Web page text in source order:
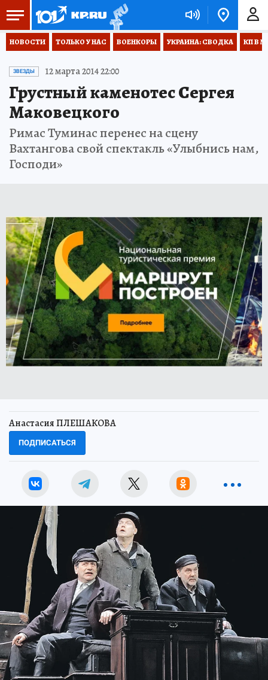
НОВОСТИ ТОЛЬКО У НАС ВОЕНКОРЫ УКРАИНА: СВОДКА КП В
ЗВЕЗДЫ 12 марта 2014 22:00
Грустный каменотес Сергея
Маковецкого
Римас Туминас перенес на сцену
Вахтангова свой спектакль «Улыбнись нам,
Господи»
Анастасия ПЛЕШАКОВА
ПОДПИСАТЬСЯ